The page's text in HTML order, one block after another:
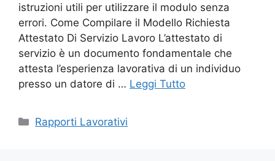
istruzioni utili per utilizzare il modulo senza
errori. Come Compilare il Modello Richiesta
Attestato Di Servizio Lavoro L’attestato di
servizio è un documento fondamentale che
attesta l’esperienza lavorativa di un individuo
presso un datore di … Leggi Tutto
Categorie
Rapporti Lavorativi